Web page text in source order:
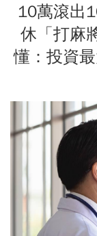
10萬滾出
休「打麻
懂：投資